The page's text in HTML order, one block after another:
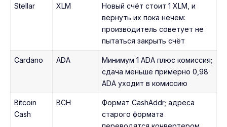
Stellar XLM
Новый счёт стоит 1 XLM, и
вернуть их пока нечем:
производитель советует не
пытаться закрыть счёт
Cardano ADA
Минимум 1 ADA плюс комиссия;
сдача меньше примерно 0,98
ADA уходит в комиссию
Bitcoin
Cash
BCH
Формат CashAddr; адреса
старого формата